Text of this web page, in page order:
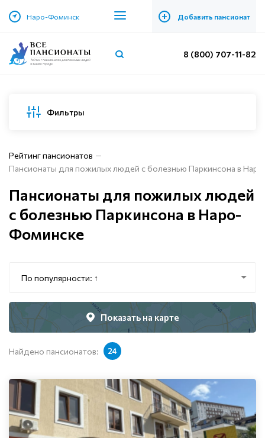
Наро-Фоминск + Добавить пансионат
8 (800) 707-11-82
Фильтры
Рейтинг пансионатов
Пансионаты для пожилых людей с болезнью Паркинсона в
Пансионаты для пожилых людей
с болезнью Паркинсона в Наро-
Фоминске
По популярности: ↑
Показать на карте
Найдено пансионатов: 24